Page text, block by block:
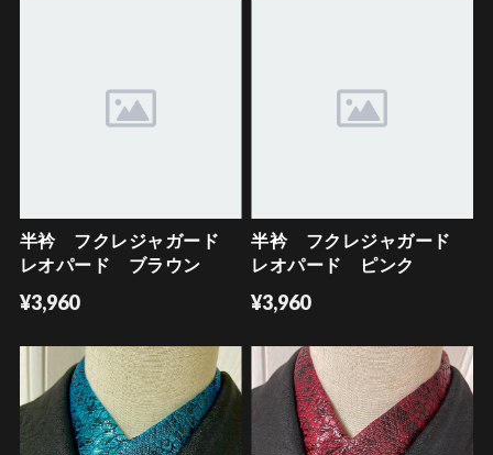
半衿 フクレジャガード
レオパード ブラウン
¥3,960
半衿 フクレジャガード
レオパード ピンク
¥3,960